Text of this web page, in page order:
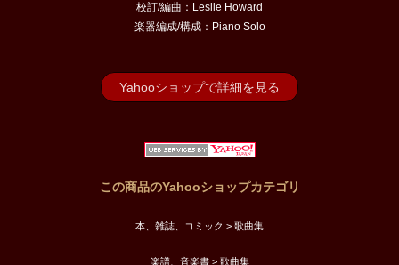
校訂/編曲：Leslie Howard
楽器編成/構成：Piano Solo
Yahooショップで詳細を見る
この商品のYahooショップカテゴリ
本、雑誌、コミック > 歌曲集
楽譜、音楽書 > 歌曲集